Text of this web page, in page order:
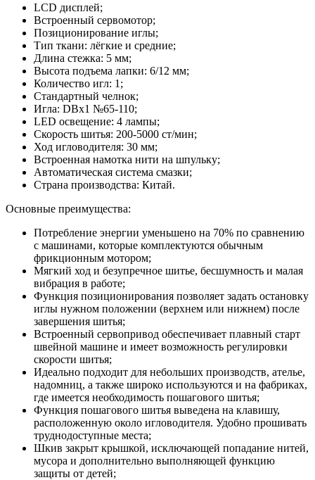
LCD дисплей;
Встроенный сервомотор;
Позиционирование иглы;
Тип ткани: лёгкие и средние;
Длина стежка: 5 мм;
Высота подъема лапки: 6/12 мм;
Количество игл: 1;
Стандартный челнок;
Игла: DBx1 №65-110;
LED освещение: 4 лампы;
Скорость шитья: 200-5000 ст/мин;
Ход игловодителя: 30 мм;
Встроенная намотка нити на шпульку;
Автоматическая система смазки;
Страна производства: Китай.
Основные преимущества:
Потребление энергии уменьшено на 70% по сравнению
с машинами, которые комплектуются обычным
фрикционным мотором;
Мягкий ход и безупречное шитье, бесшумность и малая
вибрация в работе;
Функция позиционирования позволяет задать остановку
иглы нужном положении (верхнем или нижнем) после
завершения шитья;
Встроенный сервопривод обеспечивает плавный старт
швейной машине и имеет возможность регулировки
скорости шитья;
Идеально подходит для небольших производств, ателье,
надомниц, а также широко используются и на фабриках,
где имеется необходимость пошагового шитья;
Функция пошагового шитья выведена на клавишу,
расположенную около игловодителя. Удобно прошивать
труднодоступные места;
Шкив закрыт крышкой, исключающей попадание нитей,
мусора и дополнительно выполняющей функцию
защиты от детей;